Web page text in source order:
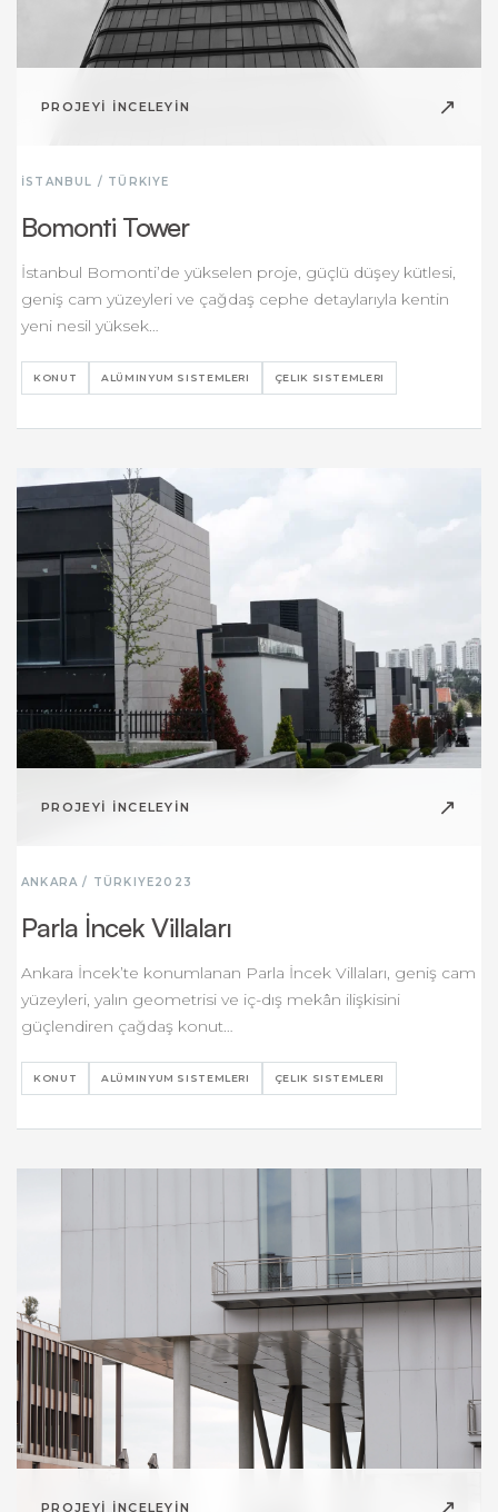
PROJEYİ İNCELEYİN ↗
İSTANBUL / TÜRKIYE
Bomonti Tower
İstanbul Bomonti’de yükselen proje, güçlü düşey kütlesi,
geniş cam yüzeyleri ve çağdaş cephe detaylarıyla kentin
yeni nesil yüksek…
KONUT ALÜMINYUM SISTEMLERI ÇELIK SISTEMLERI
PROJEYİ İNCELEYİN ↗
ANKARA / TÜRKIYE2023
Parla İncek Villaları
Ankara İncek’te konumlanan Parla İncek Villaları, geniş cam
yüzeyleri, yalın geometrisi ve iç-dış mekân ilişkisini
güçlendiren çağdaş konut…
KONUT ALÜMINYUM SISTEMLERI ÇELIK SISTEMLERI
PROJEYİ İNCELEYİN